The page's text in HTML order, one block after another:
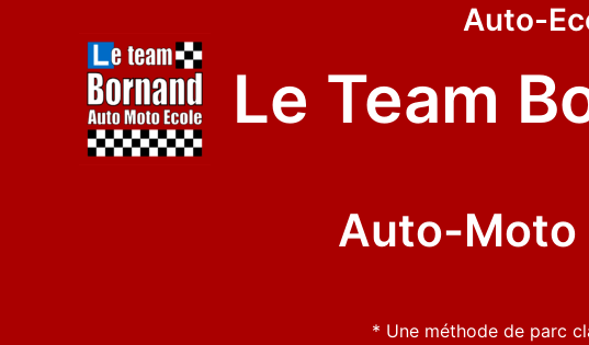
Le Team
Auto-Moto
Auto-
* Une méthode de parc